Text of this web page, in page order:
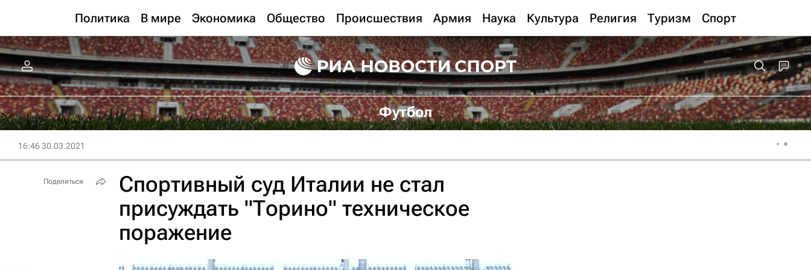
Политика В мире Экономика Общество Происшествия Армия Наука Культура Религия Туризм Спорт
Футбол
16:46 30.03.2021
Спортивный суд Италии не стал
присуждать "Торино" техническое
поражение
Поделиться